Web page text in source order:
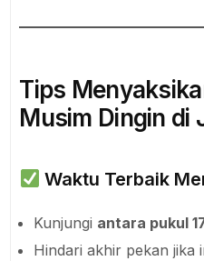
Tips
Musim Dingin di
Waktu Terbaik
Kunjungi antara pukul
Hindari akhir pekan jika